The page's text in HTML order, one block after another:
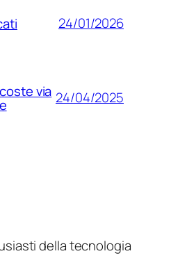
24/01/2026
via 24/04/2025
della tecnologia